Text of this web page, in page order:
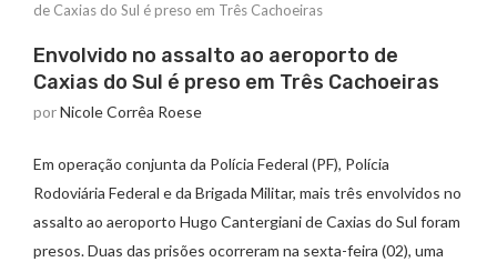
de Caxias do Sul é preso em Três Cachoeiras
Envolvido no assalto ao aeroporto de
Caxias do Sul é preso em Três Cachoeiras
porNicole Corrêa Roese
Em operação conjunta da Polícia Federal (PF), Polícia
Rodoviária Federal e da Brigada Militar, mais três envolvidos no
assalto ao aeroporto Hugo Cantergiani de Caxias do Sul foram
presos. Duas das prisões ocorreram na sexta-feira (02), uma